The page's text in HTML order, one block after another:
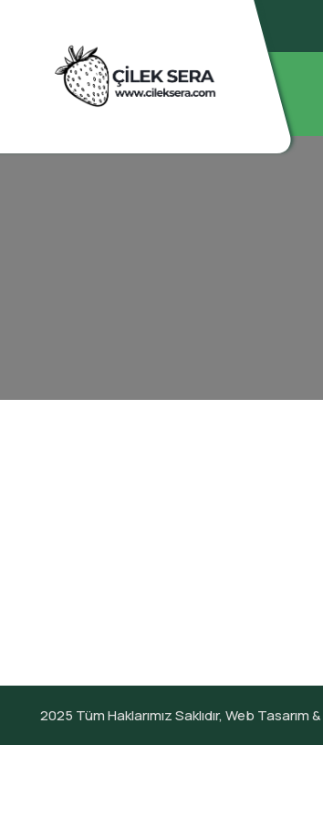
2025 Tüm Haklarımız Saklıdır,Web Tasarım &